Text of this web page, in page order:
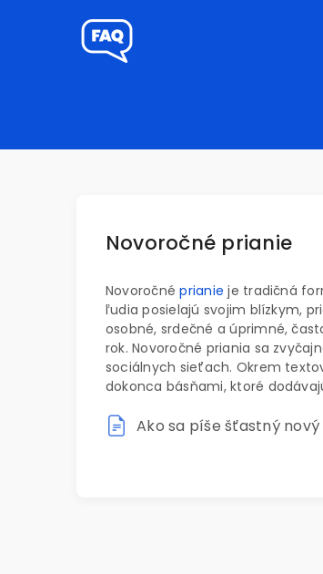
Novoročné prianie
Novoročnéprianie je tradičná
ľudia posielajú svojim blízkym,
osobné, srdečné a úprimné,
rok. Novoročné priania sa
sociálnych sieťach. Okrem
dokonca básňami, ktoré
Ako sa píše šťastný